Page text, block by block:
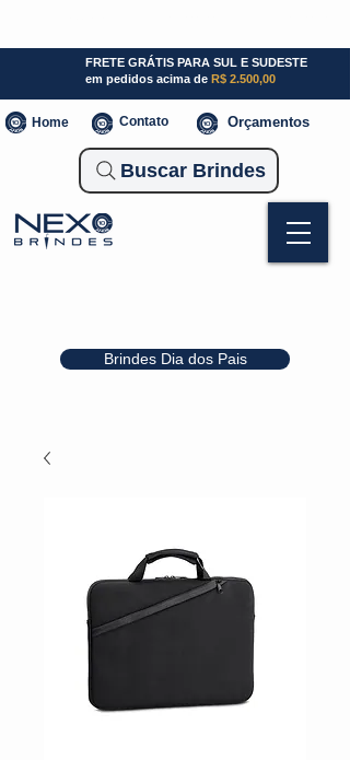
Brindes Dia dos Pais
FRETE GRÁTIS PARA SUL E SUDESTE
em pedidos acima de R$ 2.500,00
Home Contato Orçamentos
Buscar Brindes